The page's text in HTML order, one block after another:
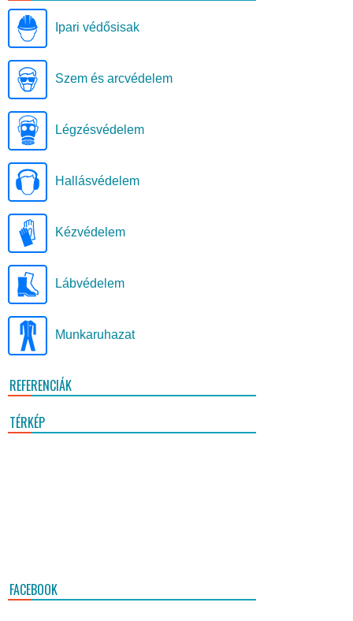
Ipari védősisak
Szem és arcvédelem
Légzésvédelem
Hallásvédelem
Kézvédelem
Lábvédelem
Munkaruhazat
REFERENCIÁK
TÉRKÉP
FACEBOOK